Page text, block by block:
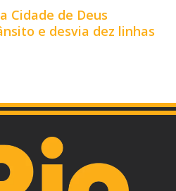
Cidade de Deus
e desvia dez linhas